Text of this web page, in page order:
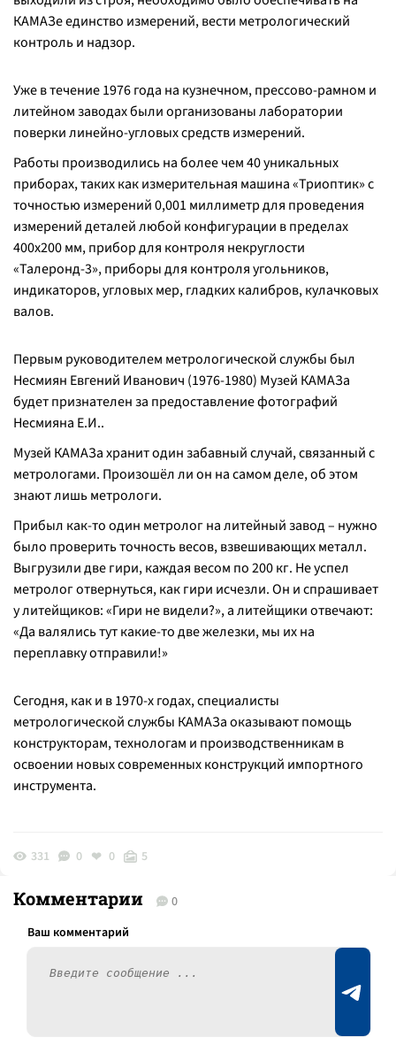
КАМАЗе единство измерений, вести метрологический
контроль и надзор.
Уже в течение 1976 года на кузнечном, прессово-рамном и
литейном заводах были организованы лаборатории
поверки линейно-угловых средств измерений.
Работы производились на более чем 40 уникальных
приборах, таких как измерительная машина «Триоптик» с
точностью измерений 0,001 миллиметр для проведения
измерений деталей любой конфигурации в пределах
400х200 мм, прибор для контроля некруглости
«Талеронд-3», приборы для контроля угольников,
индикаторов, угловых мер, гладких калибров, кулачковых
валов.
Первым руководителем метрологической службы был
Несмиян Евгений Иванович (1976-1980) Музей КАМАЗа
будет признателен за предоставление фотографий
Несмияна Е.И..
Музей КАМАЗа хранит один забавный случай, связанный с
метрологами. Произошёл ли он на самом деле, об этом
знают лишь метрологи.
Прибыл как-то один метролог на литейный завод – нужно
было проверить точность весов, взвешивающих металл.
Выгрузили две гири, каждая весом по 200 кг. Не успел
метролог отвернуться, как гири исчезли. Он и спрашивает
у литейщиков: «Гири не видели?», а литейщики отвечают:
«Да валялись тут какие-то две железки, мы их на
переплавку отправили!»
Сегодня, как и в 1970-х годах, специалисты
метрологической службы КАМАЗа оказывают помощь
конструкторам, технологам и производственникам в
освоении новых современных конструкций импортного
инструмента.
331 0 0 5
Комментарии 0